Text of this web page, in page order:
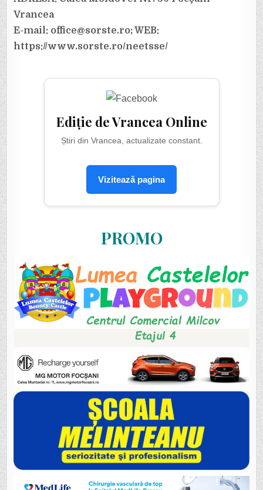
Vrancea
E-mail: office@sorste.ro; WEB:
https://www.sorste.ro/neetsse/
Ediție de Vrancea Online
Știri din Vrancea, actualizate constant.
Vizitează pagina
PROMO